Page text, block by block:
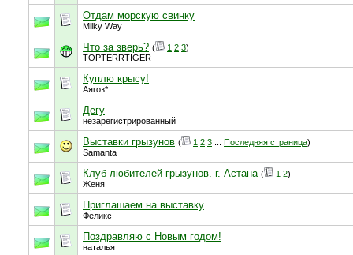
Отдам морскую свинку
Milky Way
Что за зверь? ( 1 2 3)
TOPTERRTIGER
Куплю крысу!
Аягоз*
Дегу
незарегистрированный
Выставки грызунов ( 1 2 3 Последняя страница)
Samanta
Клуб любителей грызунов. г. Астана ( 1 2)
Женя
Приглашаем на выставку
Феликс
Поздравляю с Новым годом!
наталья